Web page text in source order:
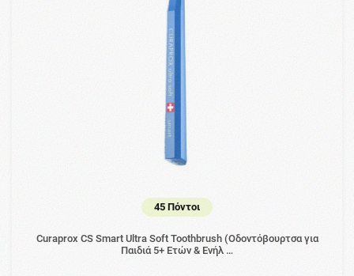
45 Πόντοι
Curaprox CS Smart Ultra Soft Toothbrush (Οδοντόβουρτσα για
Παιδιά 5+ Ετών & Ενήλ …